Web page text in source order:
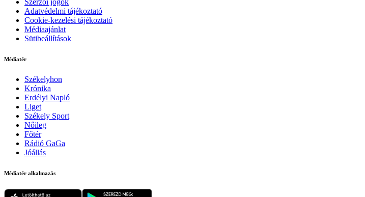
Szerzői jogok
Adatvédelmi tájékoztató
Cookie-kezelési tájékoztató
Médiaajánlat
Sütibeállítások
Médiatér
Székelyhon
Krónika
Erdélyi Napló
Liget
Székely Sport
Nőileg
Főtér
Rádió GaGa
Jóállás
Médiatér alkalmazás